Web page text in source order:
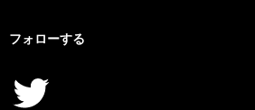
フォローする
Twitter